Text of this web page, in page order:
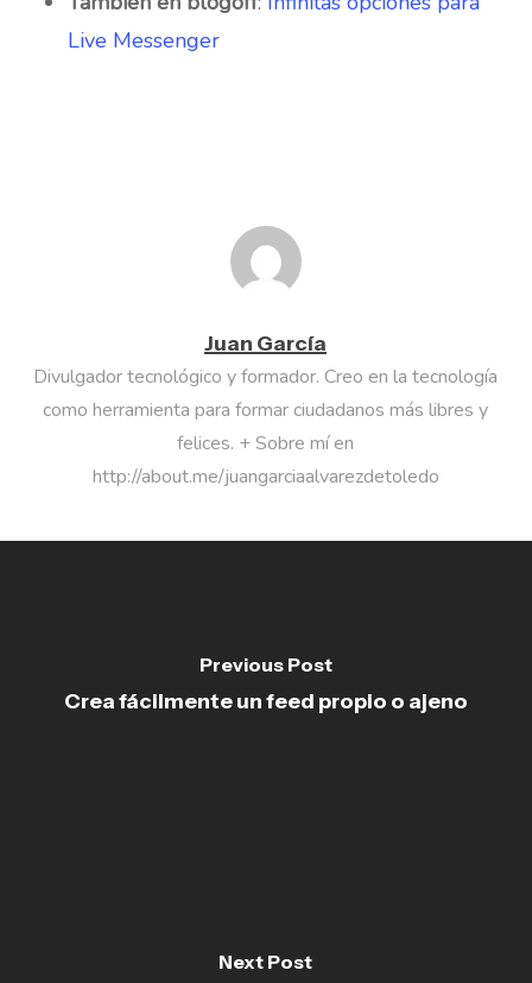
Live Messenger
Juan García
Divulgador tecnológico y formador. Creo en la tecnología
como herramienta para formar ciudadanos más libres y
felices. + Sobre mí en
http://about.me/juangarciaalvarezdetoledo
Previous Post
Crea fácilmente un feed propio o ajeno
Next Post